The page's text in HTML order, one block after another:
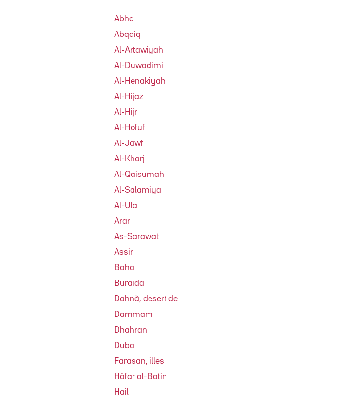
Abha
Abqaiq
Al-Artawiyah
Al-Duwadimi
Al-Henakiyah
Al-Hijaz
Al-Hijr
Al-Hofuf
Al-Jawf
Al-Kharj
Al-Qaisumah
Al-Salamiya
Al-Ula
Arar
As-Sarawat
Assir
Baha
Buraida
Dahnà, desert de
Dammam
Dhahran
Duba
Farasan, illes
Hàfar al-Batin
Hail